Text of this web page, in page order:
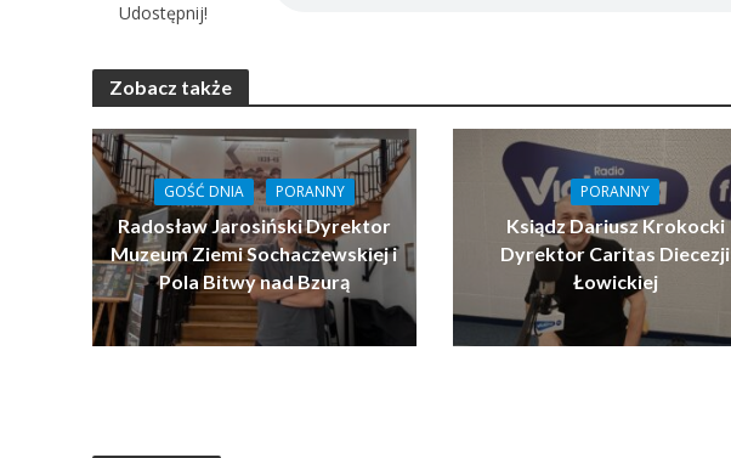
Udostępnij!
Zobacz także
GOŚĆ DNIA PORANNY
Radosław Jarosiński Dyrektor
Muzeum Ziemi Sochaczewskiej i
Pola Bitwy nad Bzurą
PORANNY
Ksiądz Dariusz Krokocki
Dyrektor Caritas Diecezji
Łowickiej